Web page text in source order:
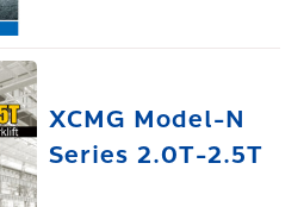
XCMG Model-N
Series 2.0T-2.5T